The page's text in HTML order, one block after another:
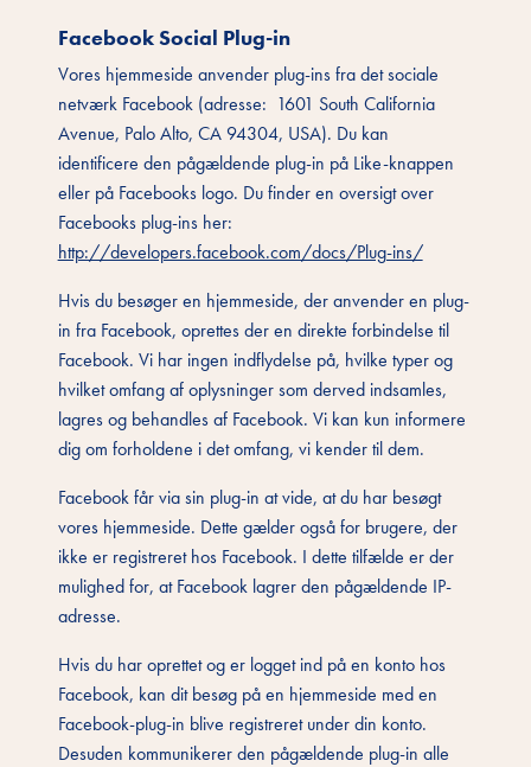
Facebook Social Plug-in
Vores hjemmeside anvender plug-ins fra det sociale
netværk Facebook (adresse: 1601 South California
Avenue, Palo Alto, CA 94304, USA). Du kan
identificere den pågældende plug-in på Like-knappen
eller på Facebooks logo. Du finder en oversigt over
Facebooks plug-ins her:
http://developers.facebook.com/docs/Plug-ins/
Hvis du besøger en hjemmeside, der anvender en plug-
in fra Facebook, oprettes der en direkte forbindelse til
Facebook. Vi har ingen indflydelse på, hvilke typer og
hvilket omfang af oplysninger som derved indsamles,
lagres og behandles af Facebook. Vi kan kun informere
dig om forholdene i det omfang, vi kender til dem.
Facebook får via sin plug-in at vide, at du har besøgt
vores hjemmeside. Dette gælder også for brugere, der
ikke er registreret hos Facebook. I dette tilfælde er der
mulighed for, at Facebook lagrer den pågældende IP-
adresse.
Hvis du har oprettet og er logget ind på en konto hos
Facebook, kan dit besøg på en hjemmeside med en
Facebook-plug-in blive registreret under din konto.
Desuden kommunikerer den pågældende plug-in alle